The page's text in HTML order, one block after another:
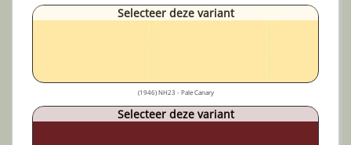
Selecteer deze variant
(1946) NH23 - Pale Canary
Selecteer deze variant